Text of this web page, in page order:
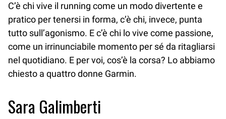
C’è chi vive il running come un modo divertente e
pratico per tenersi in forma, c’è chi, invece, punta
tutto sull’agonismo. E c’è chi lo vive come passione,
come un irrinunciabile momento per sé da ritagliarsi
nel quotidiano. E per voi, cos’è la corsa? Lo abbiamo
chiesto a quattro donne Garmin.
Sara Galimberti